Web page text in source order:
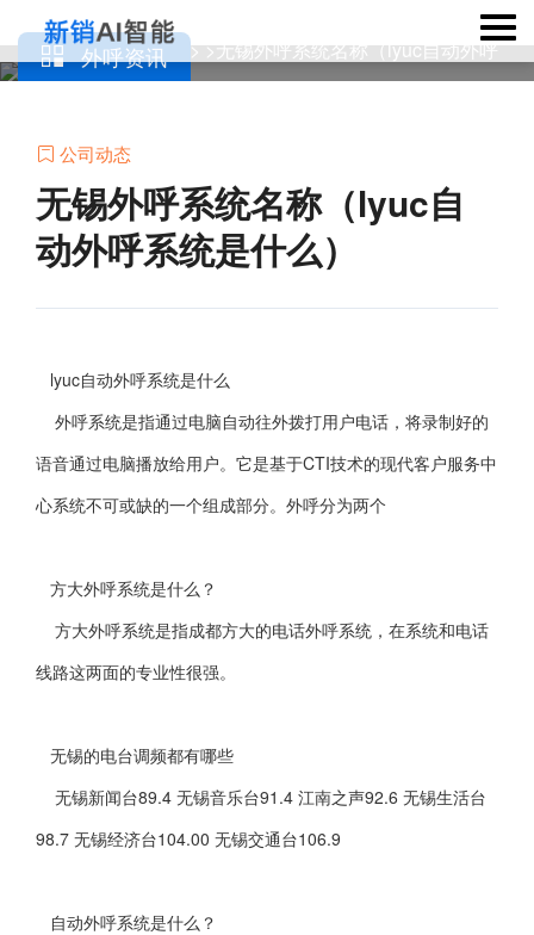
 外呼资讯
当前位置：外呼机器人
> >无锡外呼系统名称（lyuc自动外呼
系统是什么）
 公司动态
无锡外呼系统名称（lyuc自
动外呼系统是什么）
lyuc自动外呼系统是什么
外呼系统是指通过电脑自动往外拨打用户电话，将录制好的
语音通过电脑播放给用户。它是基于CTI技术的现代客户服务中
心系统不可或缺的一个组成部分。外呼分为两个
方大外呼系统是什么？
方大外呼系统是指成都方大的电话外呼系统，在系统和电话
线路这两面的专业性很强。
无锡的电台调频都有哪些
无锡新闻台89.4 无锡音乐台91.4 江南之声92.6 无锡生活台
98.7 无锡经济台104.00 无锡交通台106.9
自动外呼系统是什么？